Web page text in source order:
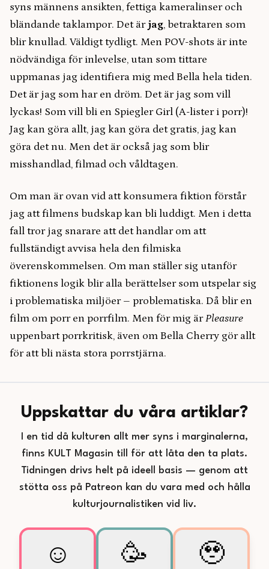
syns männens ansikten, fettiga kameralinser och
bländande taklampor. Det är jag, betraktaren som
blir knullad. Väldigt tydligt. Men POV-shots är inte
nödvändiga för inlevelse, utan som tittare
uppmanas jag identifiera mig med Bella hela tiden.
Det är jag som har en dröm. Det är jag som vill
lyckas! Som vill bli en Spiegler Girl (A-lister i porr)!
Jag kan göra allt, jag kan göra det gratis, jag kan
göra det nu. Men det är också jag som blir
misshandlad, filmad och våldtagen.
Om man är ovan vid att konsumera fiktion förstår
jag att filmens budskap kan bli luddigt. Men i detta
fall tror jag snarare att det handlar om att
fullständigt avvisa hela den filmiska
överenskommelsen. Om man ställer sig utanför
fiktionens logik blir alla berättelser som utspelar sig
i problematiska miljöer – problematiska. Då blir en
film om porr en porrfilm. Men för mig ärPleasure
uppenbart porrkritisk, även om Bella Cherry gör allt
för att bli nästa stora porrstjärna.
Uppskattar du våra artiklar?
I en tid då kulturen allt mer syns i marginalerna,
finns KULT Magasin till för att låta den ta plats.
Tidningen drivs helt på ideell basis — genom att
stötta oss på Patreon kan du vara med och hålla
kulturjournalistiken vid liv.
☺️ 🥳 🥹